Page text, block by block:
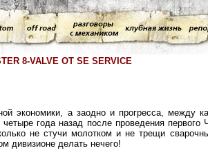
8-VALVE ОТ SE SERVICE
экономики, а заодно и прогресса, между
года назад после проведения
не стучи молотком и не трещи
дивизионе делать нечего!